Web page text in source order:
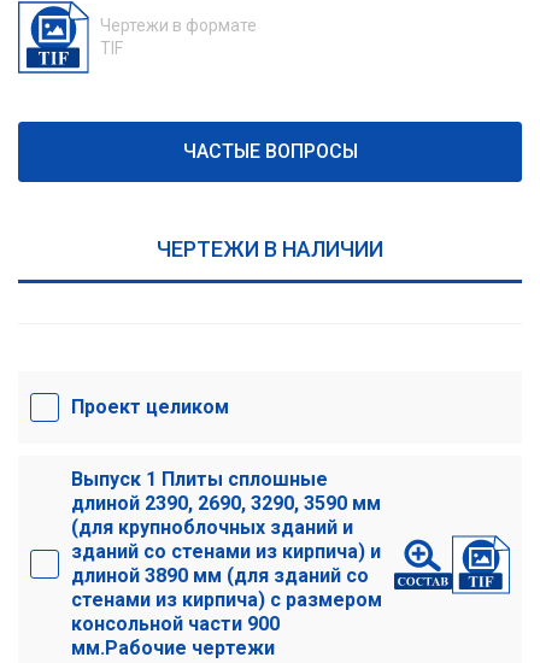
Чертежи в формате
TIF
ЧАСТЫЕ ВОПРОСЫ
ЧЕРТЕЖИ В НАЛИЧИИ
Проект целиком
Выпуск 1 Плиты сплошные
длиной 2390, 2690, 3290, 3590 мм
(для крупноблочных зданий и
зданий со стенами из кирпича) и
длиной 3890 мм (для зданий со
стенами из кирпича) с размером
консольной части 900
мм.Рабочие чертежи